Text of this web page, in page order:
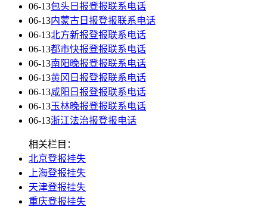
06-13包头日报登报联系电话
06-13内蒙古日报登报联系电话
06-13北方新报登报联系电话
06-13都市快报登报联系电话
06-13南阳晚报登报联系电话
06-13黄冈日报登报联系电话
06-13咸阳日报登报联系电话
06-13玉林晚报登报联系电话
06-13浙江法治报登报电话
相关栏目：
北京登报挂失
上海登报挂失
天津登报挂失
重庆登报挂失